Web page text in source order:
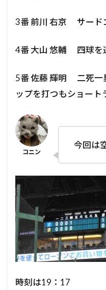
3番 前川 右京 サード
4番 大山 悠輔 四球を
5番 佐藤 輝明 二死
ップを打つもショート
今回は
時刻は19：17